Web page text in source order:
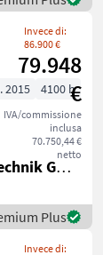
Invece di:
86.900 €
79.948
€
IVA/commissione
inclusa
70.750,44 €
netto
2015
4100 h
Zankl Landtechnik GmbH
Plus
Invece di: